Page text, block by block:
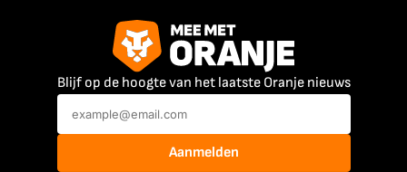
Blijf op de hoogte van het laatste Oranje nieuws
Aanmelden